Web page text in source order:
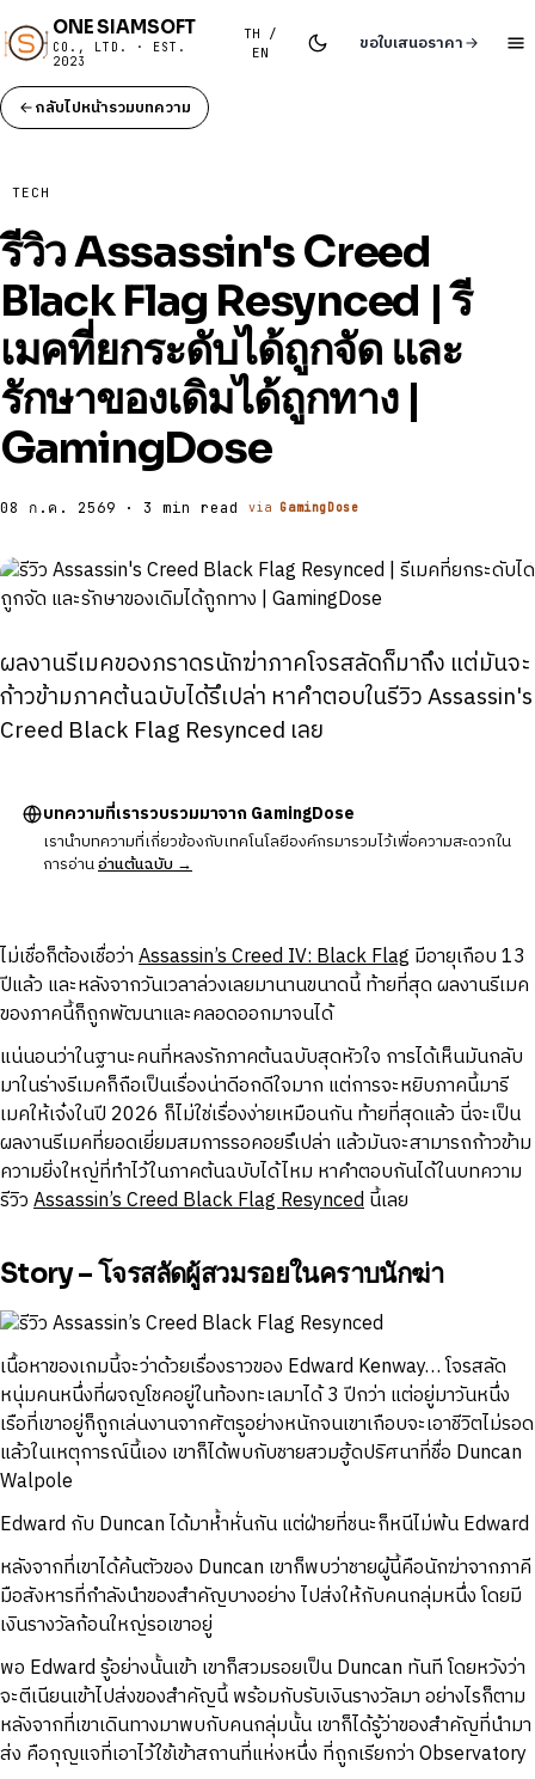
ONE SIAMSOFT
CO., LTD. · EST.
2023
TH /
EN
ขอใบเสนอราคา
กลับไปหน้ารวมบทความ
TECH
รีวิว Assassin's Creed
Black Flag Resynced | รี
เมคที่ยกระดับได้ถูกจัด และ
รักษาของเดิมได้ถูกทาง |
GamingDose
08 ก.ค. 2569 · 3 min read viaGamingDose
ผลงานรีเมคของภราดรนักฆ่าภาคโจรสลัดก็มาถึง แต่มันจะ
ก้าวข้ามภาคต้นฉบับได้รึเปล่า หาคำตอบในรีวิว Assassin's
Creed Black Flag Resynced เลย
บทความที่เรารวบรวมมาจาก GamingDose
เรานำบทความที่เกี่ยวข้องกับเทคโนโลยีองค์กรมารวมไว้เพื่อความสะดวกใน
การอ่านอ่านต้นฉบับ →
ไม่เชื่อก็ต้องเชื่อว่าAssassin’s Creed IV: Black Flag มีอายุเกือบ 13
ปีแล้ว และหลังจากวันเวลาล่วงเลยมานานขนาดนี้ ท้ายที่สุด ผลงานรีเมค
ของภาคนี้ก็ถูกพัฒนาและคลอดออกมาจนได้
แน่นอนว่าในฐานะคนที่หลงรักภาคต้นฉบับสุดหัวใจ การได้เห็นมันกลับ
มาในร่างรีเมคก็ถือเป็นเรื่องน่าดีอกดีใจมาก แต่การจะหยิบภาคนี้มารี
เมคให้เจ๋งในปี 2026 ก็ไม่ใช่เรื่องง่ายเหมือนกัน ท้ายที่สุดแล้ว นี่จะเป็น
ผลงานรีเมคที่ยอดเยี่ยมสมการรอคอยรึเปล่า แล้วมันจะสามารถก้าวข้าม
ความยิ่งใหญ่ที่ทำไว้ในภาคต้นฉบับได้ไหม หาคำตอบกันได้ในบทความ
รีวิวAssassin’s Creed Black Flag Resyncedนี้เลย
Story – โจรสลัดผู้สวมรอยในคราบนักฆ่า
เนื้อหาของเกมนี้จะว่าด้วยเรื่องราวของ Edward Kenway… โจรสลัด
หนุ่มคนหนึ่งที่ผจญโชคอยู่ในท้องทะเลมาได้ 3 ปีกว่า แต่อยู่มาวันหนึ่ง
เรือที่เขาอยู่ก็ถูกเล่นงานจากศัตรูอย่างหนักจนเขาเกือบจะเอาชีวิตไม่รอด
แล้วในเหตุการณ์นี้เอง เขาก็ได้พบกับชายสวมฮู้ดปริศนาที่ชื่อ Duncan
Walpole
Edward กับ Duncan ได้มาห้ำหั่นกัน แต่ฝ่ายที่ชนะก็หนีไม่พ้น Edward
หลังจากที่เขาได้ค้นตัวของ Duncan เขาก็พบว่าชายผู้นี้คือนักฆ่าจากภาคี
มือสังหารที่กำลังนำของสำคัญบางอย่าง ไปส่งให้กับคนกลุ่มหนึ่ง โดยมี
เงินรางวัลก้อนใหญ่รอเขาอยู่
พอ Edward รู้อย่างนั้นเข้า เขาก็สวมรอยเป็น Duncan ทันที โดยหวังว่า
จะตีเนียนเข้าไปส่งของสำคัญนี้ พร้อมกับรับเงินรางวัลมา อย่างไรก็ตาม
หลังจากที่เขาเดินทางมาพบกับคนกลุ่มนั้น เขาก็ได้รู้ว่าของสำคัญที่นำมา
ส่ง คือกุญแจที่เอาไว้ใช้เข้าสถานที่แห่งหนึ่ง ที่ถูกเรียกว่า Observatory